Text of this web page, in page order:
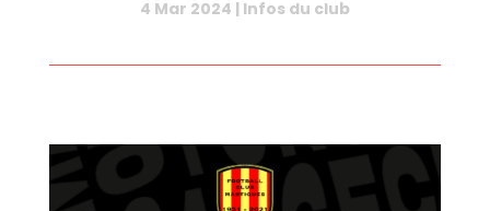
4 Mar 2024 | Infos du club